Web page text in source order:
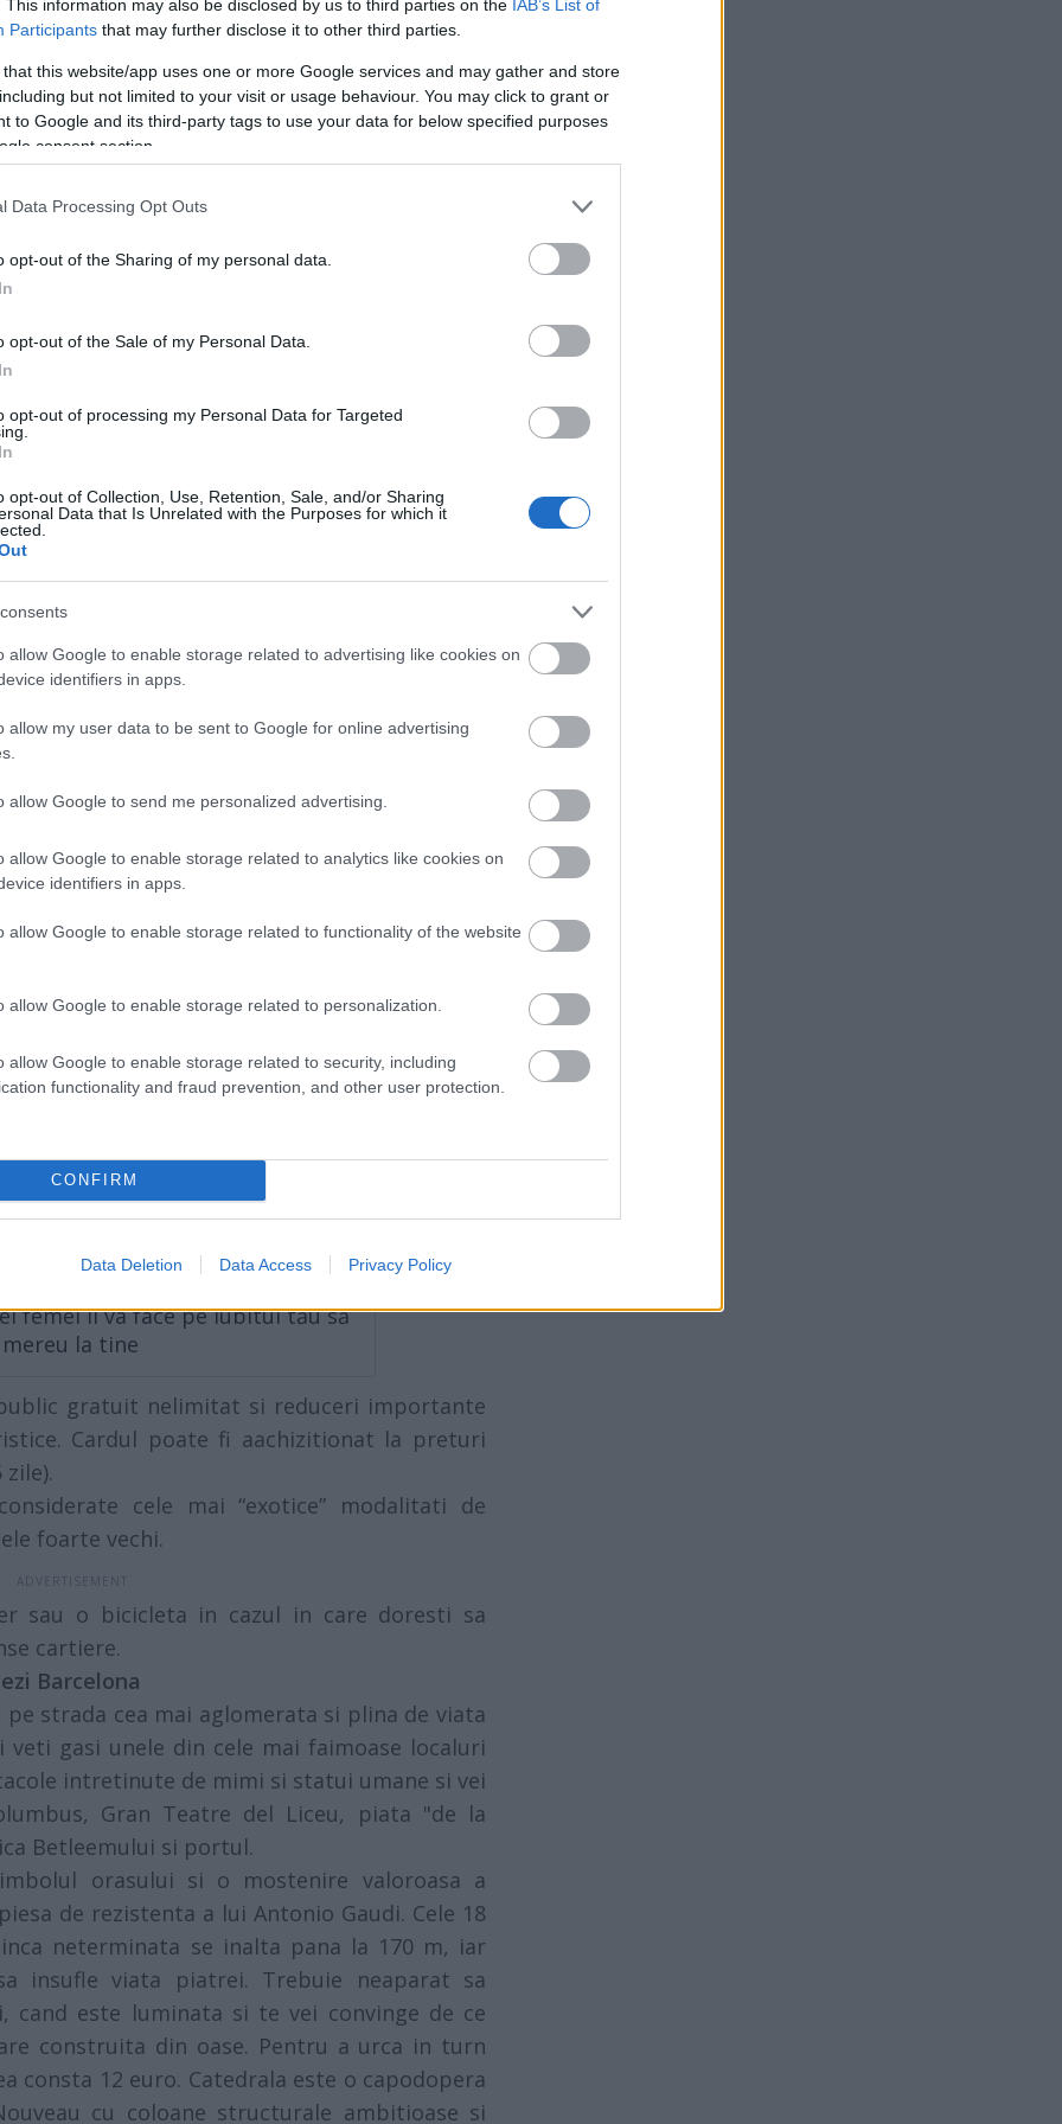
This information may also be disclosed by us to third parties on the IAB’s List of
Participants that may further disclose it to other third parties.
that this website/app uses one or more Google services and may gather and store
but not limited to your visit or usage behaviour. You may click to grant or
to Google and its third-party tags to use your data for below specified purposes
consent section.
Data Processing Opt Outs
opt-out of the Sharing of my personal data.
opt-out of the Sale of my Personal Data.
opt-out of processing my Personal Data for Targeted
opt-out of Collection, Use, Retention, Sale, and/or Sharing
Data that Is Unrelated with the Purposes for which it
allow Google to enable storage related to advertising like cookies on
identifiers in apps.
allow my user data to be sent to Google for online advertising
allow Google to send me personalized advertising.
allow Google to enable storage related to analytics like cookies on
identifiers in apps.
allow Google to enable storage related to functionality of the website
allow Google to enable storage related to personalization.
allow Google to enable storage related to security, including
functionality and fraud prevention, and other user protection.
CONFIRM
Data Deletion Data Access Privacy Policy
25 °C. Astfel ca daca te decizi sa vizitezi
de partea ta oferindu-ti cat mai multe zile
anului.
zonele turistice ale Barcelonei, oferindu-
in functie de interesele avute. In bus
selecta limba dorita pentru a asculta
se pot achizitiona de la hotel sau statii de
29 euro (2 zile).
cu litera M. Un billet valabil pe o zi
bilete multi-person pentru 10 calatorii la
valabile pentru calatoriile cu autobuzul,
cand mergi in luna de miere: 6
viața în luna mai
femei îl va face pe iubitul tău să
la tine
gratuit nelimitat si reduceri importante
Cardul poate fi aachizitionat la preturi
cele mai “exotice” modalitati de
foarte vechi.
sau o bicicleta in cazul in care doresti sa
cartiere.
Barcelona
strada cea mai aglomerata si plina de viata
veti gasi unele din cele mai faimoase localuri
intretinute de mimi si statui umane si vei
Gran Teatre del Liceu, piata "de la
Betleemului si portul.
orasului si o mostenire valoroasa a
de rezistenta a lui Antonio Gaudi. Cele 18
neterminata se inalta pana la 170 m, iar
insufle viata piatrei. Trebuie neaparat sa
cand este luminata si te vei convinge de ce
construita din oase. Pentru a urca in turn
consta 12 euro. Catedrala este o capodopera
cu coloane structurale ambitioase si